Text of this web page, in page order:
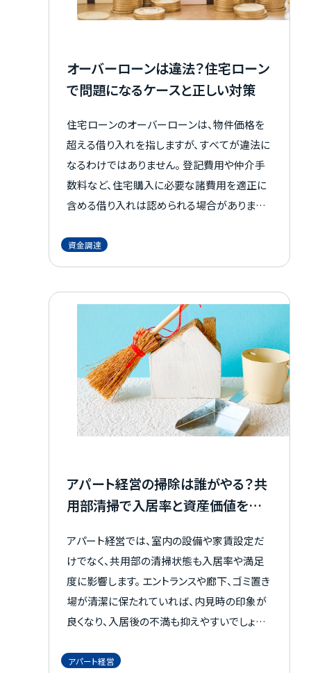
実績紹介
お役立ちガイド
Q&A
お知らせ
資料請求はこちら
会社概要
個人情報保護方針
カスタマーハラスメントに関する基本方針
オーバーローンは違法？住宅ローン
で問題になるケースと正しい対策
住宅ローンのオーバーローンは、物件価格を
超える借り入れを指しますが、すべてが違法に
なるわけではありません。 登記費用や仲介手
数料など、住宅購入に必要な諸費用を適正に
含める借り入れは認められる場合があります。
融機関を欺く行為と判断されるおそれがある
のです。 この記事では、オーバーローンの適法
者に巻き込まれないための対策、初期費用を
正しく準備する方法まで解説します。 正しい確
認手順を知ることで、不適切な借り入れに巻き
込まれるリスクを下げやすくなります。
資金調達
アパート経営の掃除は誰がやる？共
用部清掃で入居率と資産価値を守
アパート経営では、室内の設備や家賃設定だ
けでなく、共用部の清掃状態も入居率や満足
度に影響します。 エントランスや廊下、ゴミ置き
場が清潔に保たれていれば、内見時の印象が
良くなり、入居後の不満も抑えやすいでしょう。
建物の劣化につながるおそれがあります。さら
アパート経営